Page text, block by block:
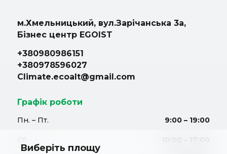
Виберіть площу
м.Хмельницький, вул.Зарічанська 3а,
Бізнес центр EGOIST
+380980986151
+380978596027
Climate.ecoalt@gmail.com
Графік роботи
Пн. – Пт. 9:00 – 19:00